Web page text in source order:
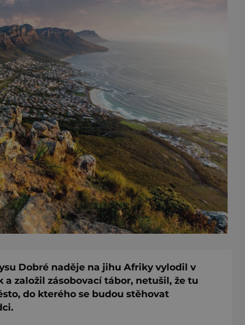
Dobré naděje na jihu Afriky vylodil v
a založil zásobovací tábor, netušil, že tu
do kterého se budou stěhovat